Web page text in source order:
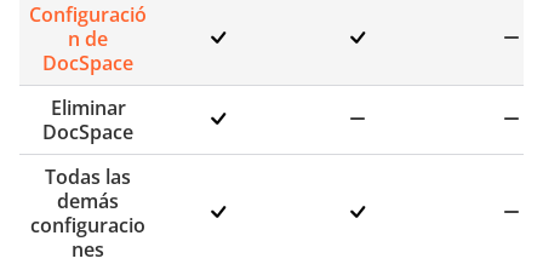
Configuració
n de
DocSpace
Eliminar
DocSpace
Todas las
demás
configuracio
nes